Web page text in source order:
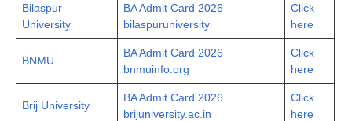
Bilaspur
University
BA Admit Card 2026
bilaspuruniversity
Click
here
BNMU
BA Admit Card 2026
bnmuinfo.org
Click
here
Brij University
BA Admit Card 2026
brijuniversity.ac.in
Click
here